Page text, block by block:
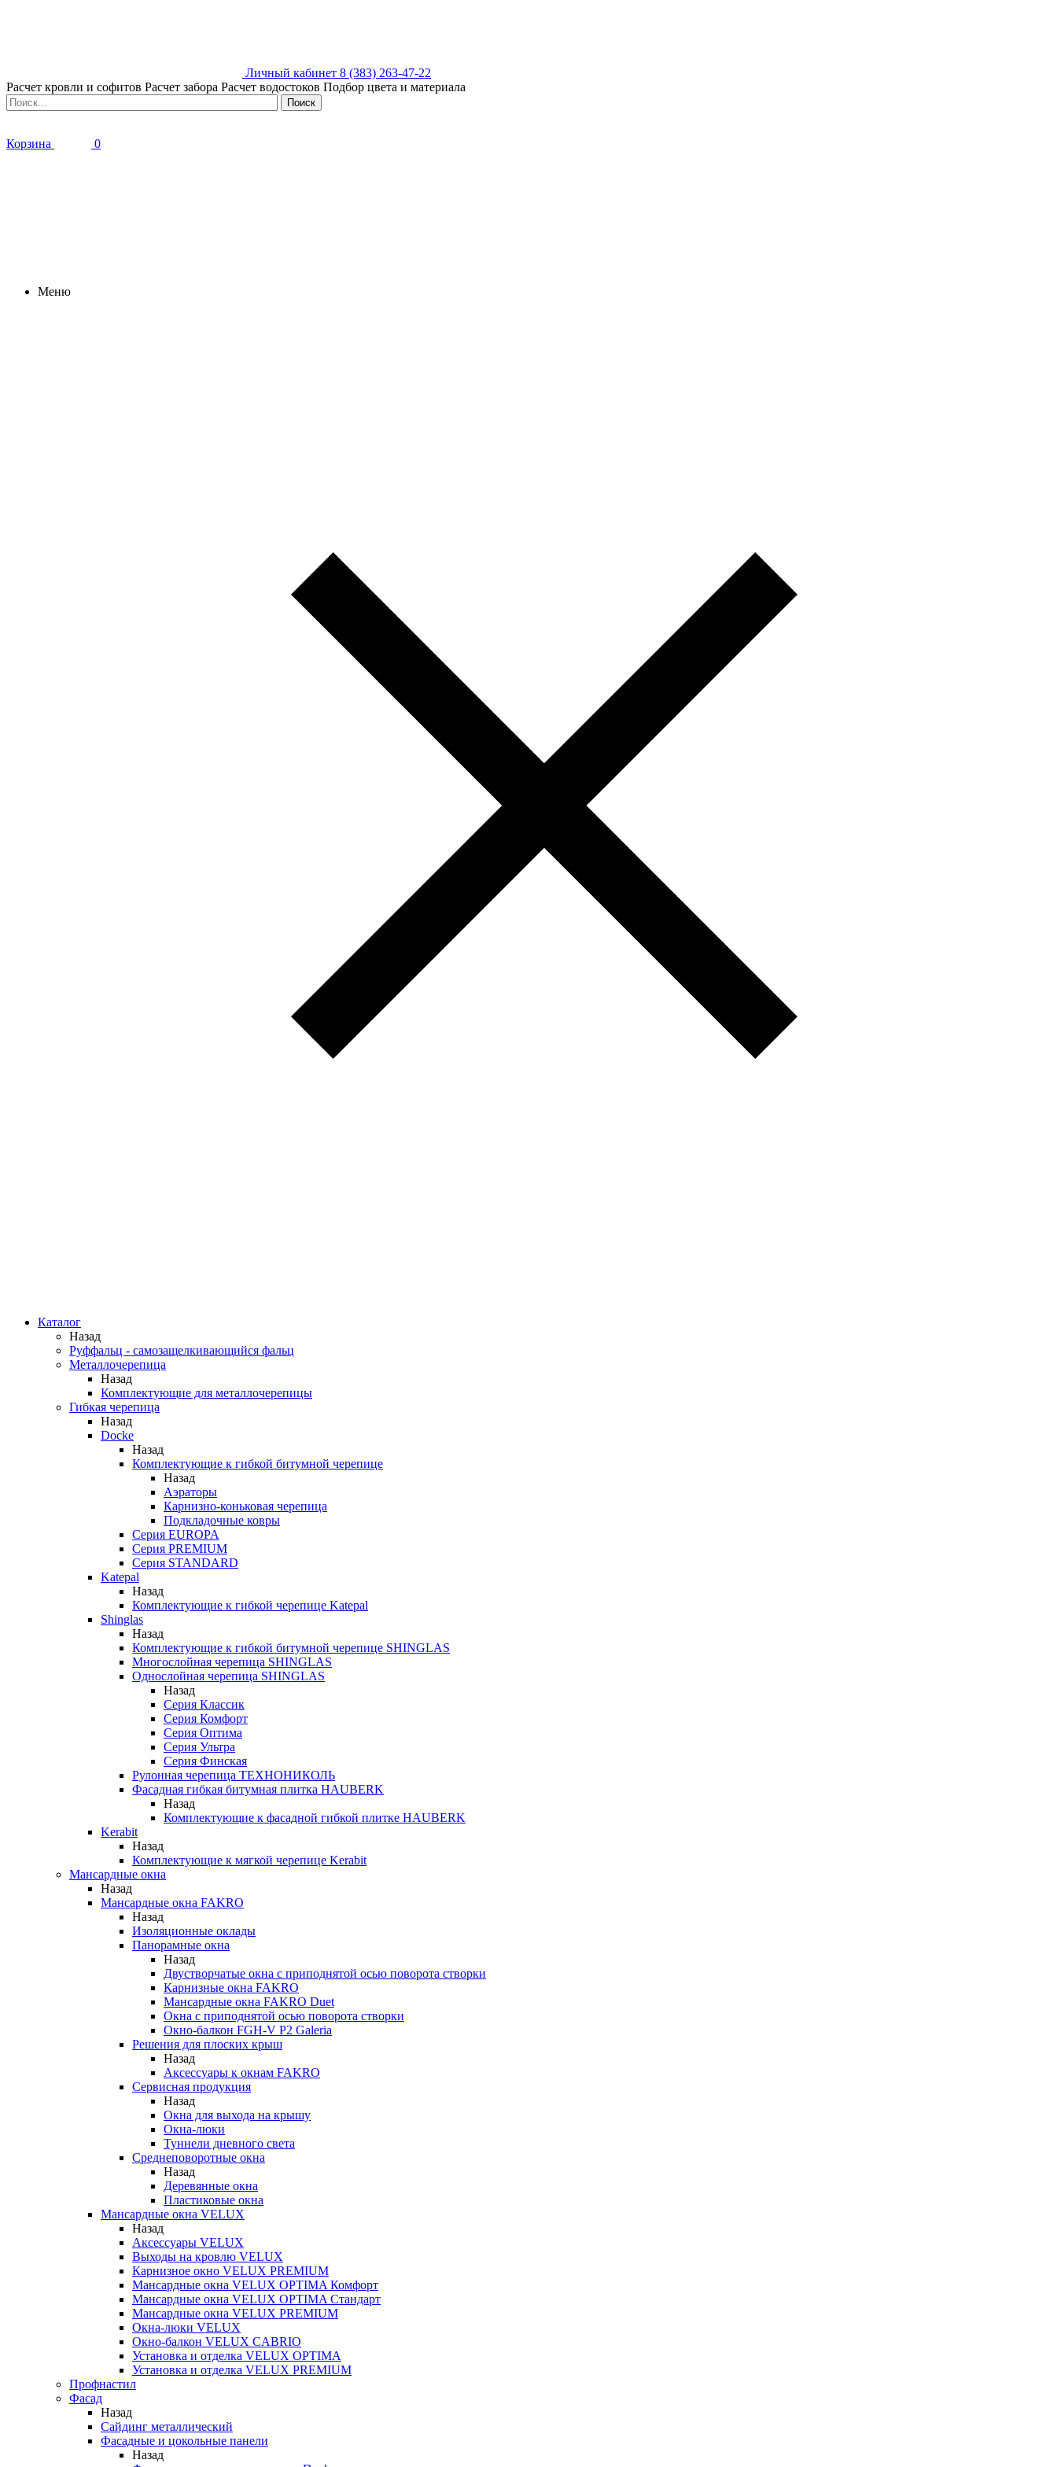
Личный кабинет 8 (383) 263-47-22
Расчет кровли и софитов Расчет забора Расчет водостоков Подбор цвета и материала
Корзина 0
Меню
Каталог
Назад
Руффальц - самозащелкивающийся фальц
Металлочерепица
Назад
Комплектующие для металлочерепицы
Гибкая черепица
Назад
Docke
Назад
Комплектующие к гибкой битумной черепице
Назад
Аэраторы
Карнизно-коньковая черепица
Подкладочные ковры
Серия EUROPA
Серия PREMIUM
Серия STANDARD
Katepal
Назад
Комплектующие к гибкой черепице Katepal
Shinglas
Назад
Комплектующие к гибкой битумной черепице SHINGLAS
Многослойная черепица SHINGLAS
Однослойная черепица SHINGLAS
Назад
Серия Классик
Серия Комфорт
Серия Оптима
Серия Ультра
Серия Финская
Рулонная черепица ТЕХНОНИКОЛЬ
Фасадная гибкая битумная плитка HAUBERK
Назад
Комплектующие к фасадной гибкой плитке HAUBERK
Kerabit
Назад
Комплектующие к мягкой черепице Kerabit
Мансардные окна
Назад
Мансардные окна FAKRO
Назад
Изоляционные оклады
Панорамные окна
Назад
Двустворчатые окна с приподнятой осью поворота створки
Карнизные окна FAKRO
Мансардные окна FAKRO Duet
Окна с приподнятой осью поворота створки
Окно-балкон FGH-V P2 Galeria
Решения для плоских крыш
Назад
Аксессуары к окнам FAKRO
Сервисная продукция
Назад
Окна для выхода на крышу
Окна-люки
Туннели дневного света
Среднеповоротные окна
Назад
Деревянные окна
Пластиковые окна
Мансардные окна VELUX
Назад
Аксессуары VELUX
Выходы на кровлю VELUX
Карнизное окно VELUX PREMIUM
Мансардные окна VELUX OPTIMA Комфорт
Мансардные окна VELUX OPTIMA Стандарт
Мансардные окна VELUX PREMIUM
Окна-люки VELUX
Окно-балкон VELUX CABRIO
Установка и отделка VELUX OPTIMA
Установка и отделка VELUX PREMIUM
Профнастил
Фасад
Назад
Сайдинг металлический
Фасадные и цокольные панели
Назад